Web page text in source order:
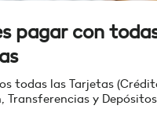
pagar con
todas las Tarjetas
Transferencias y